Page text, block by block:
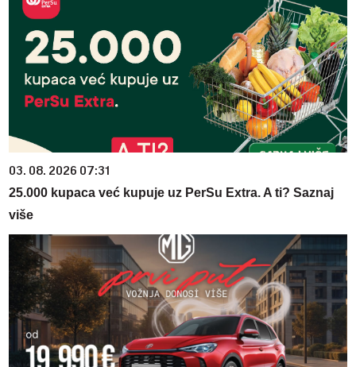
03. 08. 2026 07:31
25.000 kupaca već kupuje uz PerSu Extra. A ti? Saznaj
više